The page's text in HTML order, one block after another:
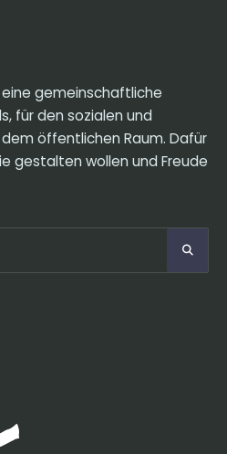
gemeinschaftliche
für den sozialen und
öffentlichen Raum. Dafür
gestalten wollen und Freude